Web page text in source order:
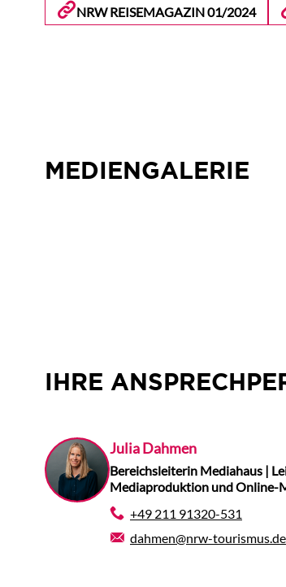
NRW REISEMAGAZIN 01/2024
MEDIENGALERIE
IHRE
Julia Dahmen
Bereichsleiterin Mediahaus |
Mediaproduktion und Online-
+49 211 91320-531
dahmen@nrw-tourismus.de